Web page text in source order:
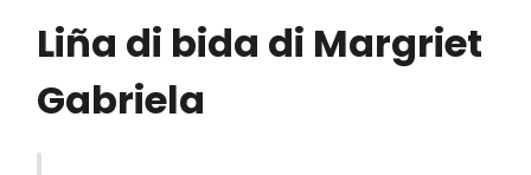
Liña di bida di Margriet
Gabriela